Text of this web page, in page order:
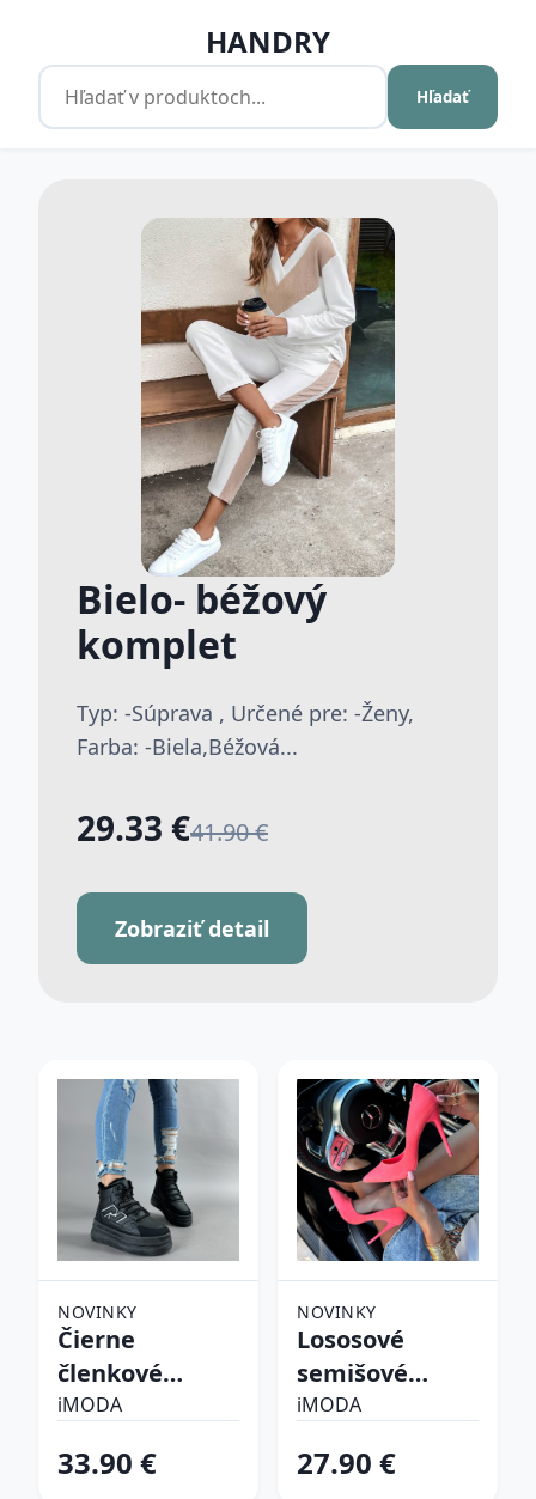
HANDRY
Hľadať
Bielo- béžový
komplet
Typ: -Súprava , Určené pre: -Ženy,
Farba: -Biela,Béžová...
29.33 €41.90 €
Zobraziť detail
NOVINKY
Čierne
členkové
zateplené
iMODA
33.90 €
NOVINKY
Lososové
semišové
lodičky
iMODA
27.90 €